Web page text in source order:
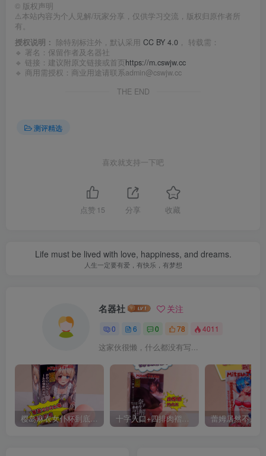
© 版权声明
⚠️本站内容为个人见解/玩家分享，仅供学习交流，版权归原作者所
有。
授权说明： 除特别标注外，默认采用 CC BY 4.0 ， 转载需：
🔹 署名：保留作者及 名器社
🔹 链接：建议附原文链接或首页https://m.cswjw.cc
🔹 商用需授权：商业用途请联系admin@cswjw.cc
THE END
测评精选
喜欢就支持一下吧
点赞 15 分享 收藏
Life must be lived with love, happiness, and dreams.
人生一定要有爱，有快乐，有梦想
名器社 关注
0 6 0 78 4011
这家伙很懒，什么都没有写...
樱岛麻衣女仆杯到底多刺激？社长3轮速通，肛道螺旋直接破防 十字入口+四排肉褶，奈子姐姐第一秒就“咔”住我？！进阶玩家别滑走